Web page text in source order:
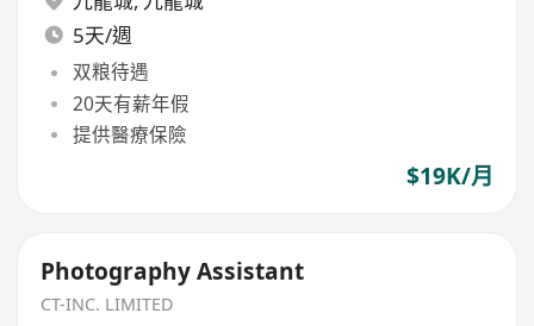
5天/週
双粮待遇
20天有薪年假
提供醫療保險
$19K/月
Photography Assistant
CT-INC. LIMITED